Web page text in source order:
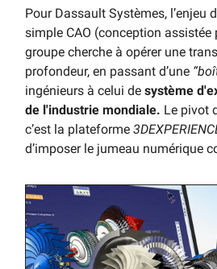
Pour Dassault Systèmes, l’enjeu
simple CAO (conception assistée
groupe cherche à opérer une
profondeur, en passant d’une
ingénieurs à celui de système
de l'industrie mondiale. Le pivot
c’est la plateforme
d’imposer le jumeau numérique